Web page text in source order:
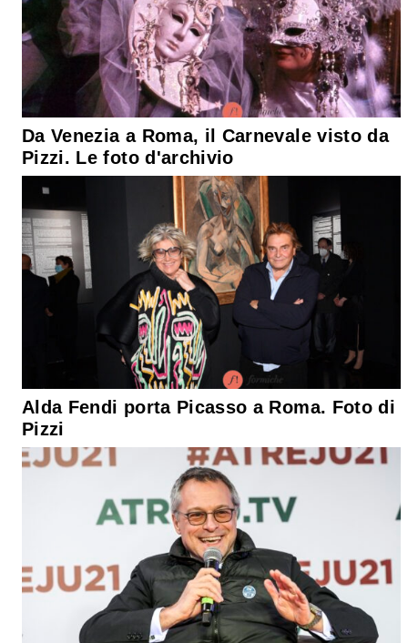
Da Venezia a Roma, il Carnevale visto da
Pizzi. Le foto d'archivio
Alda Fendi porta Picasso a Roma. Foto di
Pizzi